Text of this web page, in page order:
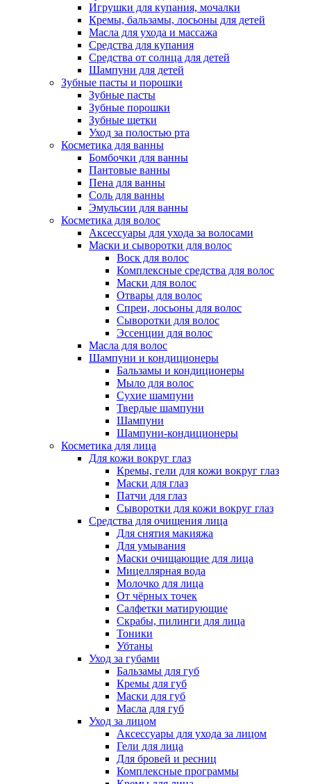
Игрушки для купания, мочалки
Кремы, бальзамы, лосьоны для детей
Масла для ухода и массажа
Средства для купания
Средства от солнца для детей
Шампуни для детей
Зубные пасты и порошки
Зубные пасты
Зубные порошки
Зубные щетки
Уход за полостью рта
Косметика для ванны
Бомбочки для ванны
Пантовые ванны
Пена для ванны
Соль для ванны
Эмульсии для ванны
Косметика для волос
Аксессуары для ухода за волосами
Маски и сыворотки для волос
Воск для волос
Комплексные средства для волос
Маски для волос
Отвары для волос
Спреи, лосьоны для волос
Сыворотки для волос
Эссенции для волос
Масла для волос
Шампуни и кондиционеры
Бальзамы и кондиционеры
Мыло для волос
Сухие шампуни
Твердые шампуни
Шампуни
Шампуни-кондиционеры
Косметика для лица
Для кожи вокруг глаз
Кремы, гели для кожи вокруг глаз
Маски для глаз
Патчи для глаз
Сыворотки для кожи вокруг глаз
Средства для очищения лица
Для снятия макияжа
Для умывания
Маски очищающие для лица
Мицеллярная вода
Молочко для лица
От чёрных точек
Салфетки матирующие
Скрабы, пилинги для лица
Тоники
Убтаны
Уход за губами
Бальзамы для губ
Кремы для губ
Маски для губ
Масла для губ
Уход за лицом
Аксессуары для ухода за лицом
Гели для лица
Для бровей и ресниц
Комплексные программы